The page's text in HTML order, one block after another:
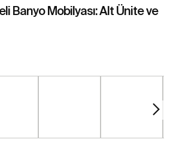
Banyo Mobilyası: Alt Ünite ve